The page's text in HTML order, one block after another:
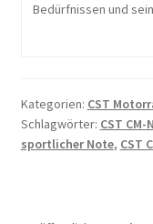
Bedürfnissen und
Kategorien: CST
Schlagwörter: CST
sportlicher Note, CST